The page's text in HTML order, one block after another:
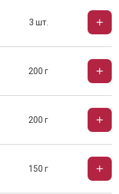
3 шт.
200 г
200 г
150 г